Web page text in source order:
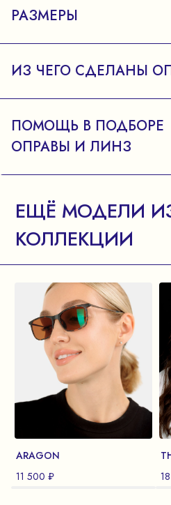
РАЗМЕРЫ
ИЗ ЧЕГО СДЕЛАНЫ
ПОМОЩЬ В ПОДБОРЕ
ОПРАВЫ И ЛИНЗ
ЕЩЁ МОДЕЛИ
КОЛЛЕКЦИИ
ARAGON
11 500 ₽